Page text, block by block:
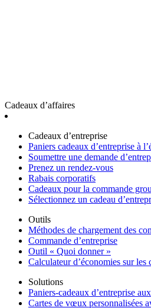
Cadeaux d’affaires
Cadeaux d’entreprise
Paniers cadeaux d’entreprise à
Soumettre une demande
Prenez un rendez-vous
Rabais corporatifs
Cadeaux pour la commande
Sélectionnez un cadeau
Outils
Méthodes de chargement des
Commande d’entreprise
Outil « Quoi donner »
Calculateur d’économies sur les
Solutions
Paniers-cadeaux d’entreprise
Cartes de vœux personnalisées